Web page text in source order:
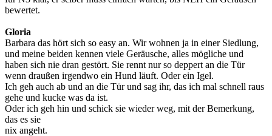
bewertet.
Gloria
Barbara das hört sich so easy an. Wir wohnen ja in einer Siedlung,
und meine beiden kennen viele Geräusche, alles mögliche und
haben sich nie dran gestört. Sie rennt nur so deppert an die Tür
wenn draußen irgendwo ein Hund läuft. Oder ein Igel.
Ich geh auch ab und an die Tür und sag ihr, das ich mal schnell raus
gehe und kucke was da ist.
Oder ich geh hin und schick sie wieder weg, mit der Bemerkung,
das es sie
nix angeht.